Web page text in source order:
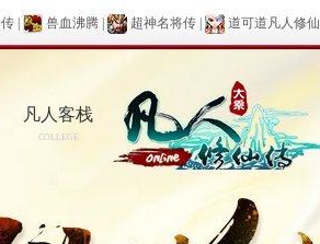
兽血沸腾 超神名将传 道可道凡人修仙
凡人客栈
COLLEGE